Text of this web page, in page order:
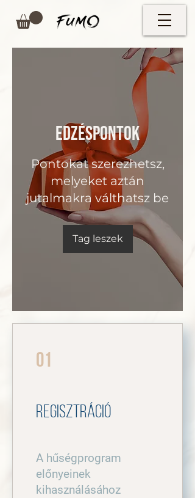
Edzéspontok
Pontokat szerezhetsz,
melyeket aztán
jutalmakra válthatsz be
Tag leszek
01
Regisztráció
A hűségprogram
előnyeinek
kihasználásához